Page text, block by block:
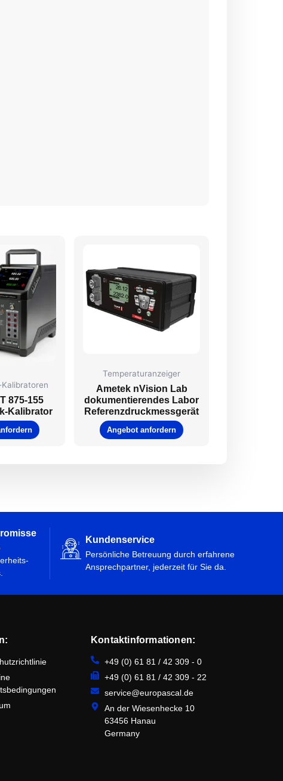
875-155
Kalibrator
Temperaturanzeiger
Ametek nVision Lab
dokumentierendes Labor
Referenzdruckmessgerät
Angebot anfordern
Kundenservice
Persönliche Betreuung durch erfahrene
Ansprechpartner, jederzeit für Sie da.
Kontaktinformationen:
+49 (0) 61 81 / 42 309 - 0
+49 (0) 61 81 / 42 309 - 22
service@europascal.de
An der Wiesenhecke 10
63456 Hanau
Germany